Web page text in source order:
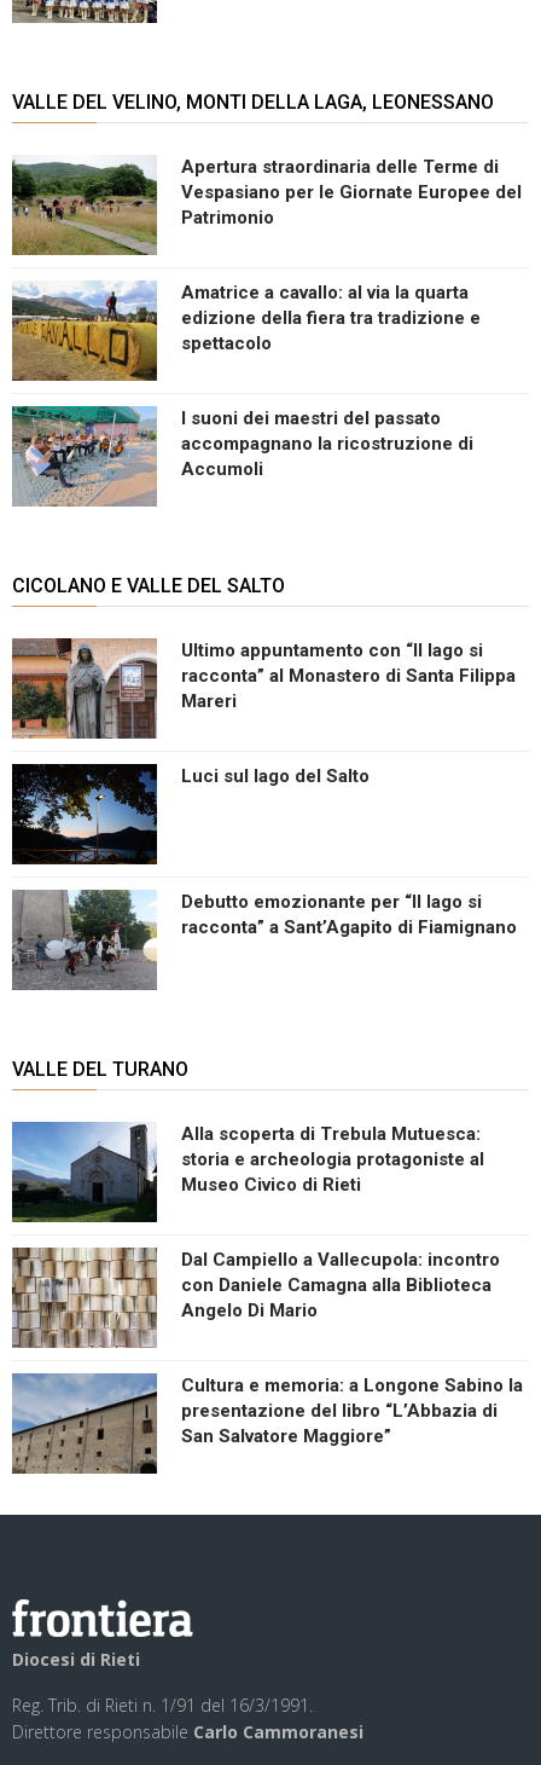
VALLE DEL VELINO, MONTI DELLA LAGA, LEONESSANO
Apertura straordinaria delle Terme di
Vespasiano per le Giornate Europee del
Patrimonio
Amatrice a cavallo: al via la quarta
edizione della fiera tra tradizione e
spettacolo
I suoni dei maestri del passato
accompagnano la ricostruzione di
Accumoli
CICOLANO E VALLE DEL SALTO
Ultimo appuntamento con “Il lago si
racconta” al Monastero di Santa Filippa
Mareri
Luci sul lago del Salto
Debutto emozionante per “Il lago si
racconta” a Sant’Agapito di Fiamignano
VALLE DEL TURANO
Alla scoperta di Trebula Mutuesca:
storia e archeologia protagoniste al
Museo Civico di Rieti
Dal Campiello a Vallecupola: incontro
con Daniele Camagna alla Biblioteca
Angelo Di Mario
Cultura e memoria: a Longone Sabino la
presentazione del libro “L’Abbazia di
San Salvatore Maggiore”
Diocesi di Rieti
Reg. Trib. di Rieti n. 1/91 del 16/3/1991.
Direttore responsabile Carlo Cammoranesi